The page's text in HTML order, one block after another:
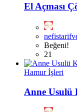
El Açması
Beğeni!
21
Hamur İşleri
Anne Usulü